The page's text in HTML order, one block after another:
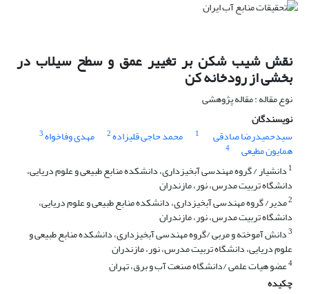
نقش شیب شکن بر تغییر عمق و سطح سیلاب در
بخشی از رودخانه کن
نوع مقاله : مقاله پژوهشی
نویسندگان
سیدحمیدرضا صادقی
1 محمد حاجی قلیزاده2 مهدی وفاخواه3
همایون مطیعی
4
1 دانشیار / گروه مهندسی آبخیزداری، دانشکده منابع طبیعی و علوم دریایی،
دانشگاه تربیت مدرس، نور، مازندران
2مدیر/ گروه مهندسی آبخیزداری، دانشکده منابع طبیعی و علوم دریایی،
دانشگاه تربیت مدرس، نور، مازندران
3دانش آموخته و مربی /گروه مهندسی آبخیزداری، دانشکده منابع طبیعی و
علوم دریایی، دانشگاه تربیت مدرس، نور، مازندران
4عضو هیات علمی /دانشگاه صنعت آب و برق، تهران
چکیده